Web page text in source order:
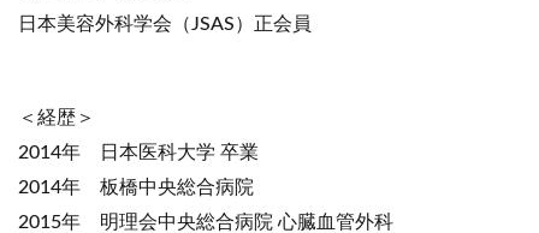
日本美容外科学会（JSAS）正会員
＜経歴＞
2014年 日本医科大学 卒業
2014年 板橋中央総合病院
2015年 明理会中央総合病院 心臓血管外科